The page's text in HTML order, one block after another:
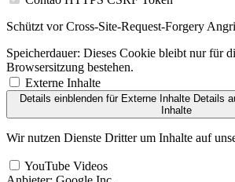
Schützt vor Cross-Site-Request-Forgery
Speicherdauer: Dieses Cookie bleibt nur für
Browsersitzung bestehen.
Externe Inhalte
Details einblendenfür Externe Inhalte Details
Inhalte
Wir nutzen Dienste Dritter um Inhalte auf
YouTube Videos